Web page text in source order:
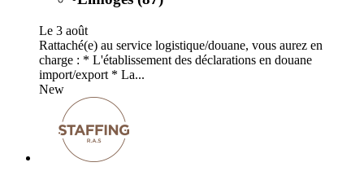
Le 3 août
Rattaché(e) au service logistique/douane, vous aurez en
charge : * L'établissement des déclarations en douane
import/export * La...
New